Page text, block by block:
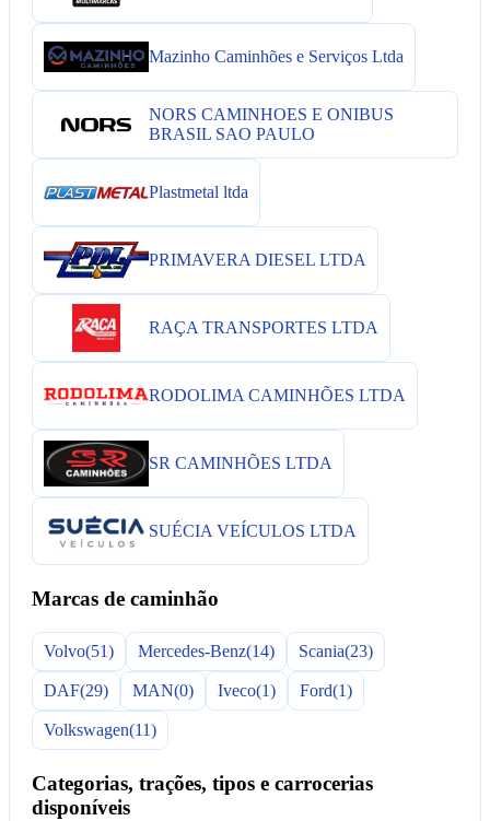
Mazinho Caminhões e Serviços Ltda
NORS CAMINHOES E ONIBUS
BRASIL SAO PAULO
Plastmetal ltda
PRIMAVERA DIESEL LTDA
RAÇA TRANSPORTES LTDA
RODOLIMA CAMINHÕES LTDA
SR CAMINHÕES LTDA
SUÉCIA VEÍCULOS LTDA
Marcas de caminhão
Volvo(51) Mercedes-Benz(14) Scania(23)
DAF(29) MAN(0) Iveco(1) Ford(1)
Volkswagen(11)
Categorias, trações, tipos e carrocerias
disponíveis